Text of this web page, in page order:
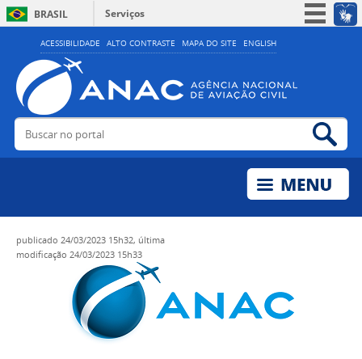
ACESSIBILIDADE ALTO CONTRASTE MAPA DO SITE ENGLISH
BRASIL
Serviços
Simplifique!
Acesso à informação
Legislação
Buscar no portal
publicado 24/03/2023 15h32, última
modificação 24/03/2023 15h33